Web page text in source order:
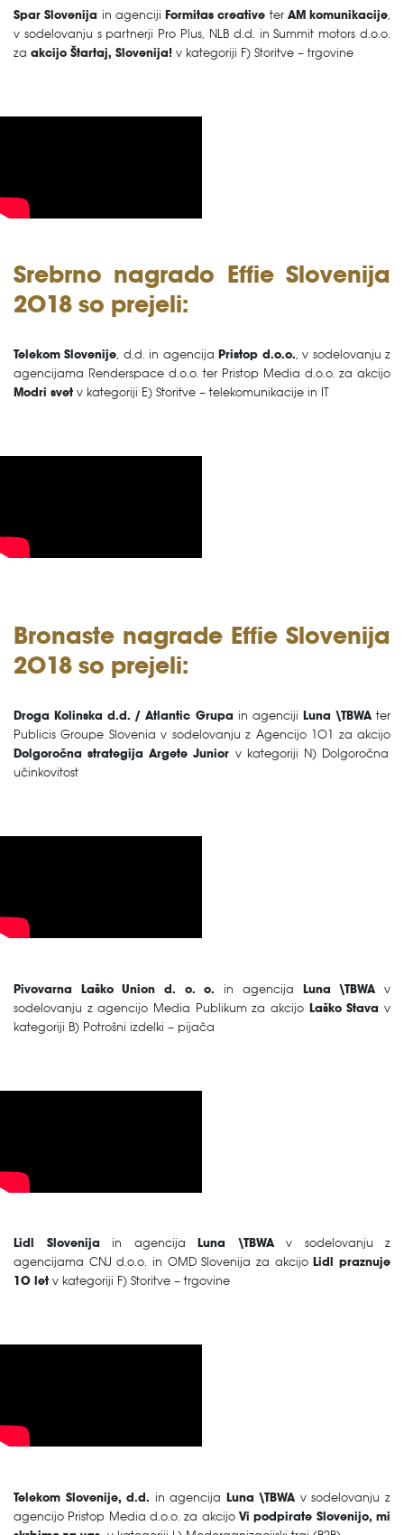
Spar Slovenija in agenciji Formitas creative ter AM komunikacije,
v sodelovanju s partnerji Pro Plus, NLB d.d. in Summit motors d.o.o.
za akcijo Štartaj, Slovenija! v kategoriji F) Storitve – trgovine
Srebrno nagrado Effie Slovenija
2018 so prejeli:
Telekom Slovenije, d.d. in agencijaPristop d.o.o., v sodelovanju z
agencijama Renderspace d.o.o. ter Pristop Media d.o.o. za akcijo
Modri svet v kategoriji E) Storitve – telekomunikacije in IT
Bronaste nagrade Effie Slovenija
2018 so prejeli:
Droga Kolinska d.d. / Atlantic Grupa in agenciji Luna \TBWAter
Publicis Groupe Slovenia v sodelovanju z Agencijo 101 za akcijo
Dolgoročna strategija Argete Junior v kategoriji N) Dolgoročna
učinkovitost
Pivovarna Laško Union d. o. o. in agencija Luna \TBWAv
sodelovanju z agencijo Media Publikum za akcijo Laško Stava v
kategoriji B) Potrošni izdelki – pijača
Lidl Slovenija in agencija Luna \TBWA v sodelovanju z
agencijama CNJ d.o.o. in OMD Slovenija za akcijoLidl praznuje
10 let v kategoriji F) Storitve – trgovine
Telekom Slovenije, d.d. in agencija Luna \TBWA v sodelovanju z
agencijo Pristop Media d.o.o. za akcijoVi podpirate Slovenijo, mi